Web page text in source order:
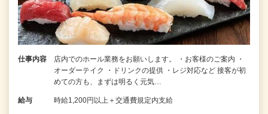
仕事内容
店内でのホール業務をお願いします。 ・お客様のご案内 ・
オーダーテイク ・ドリンクの提供 ・レジ対応など 接客が初
めての方も、まずは明るく元気…
給与 時給1,200円以上＋交通費規定内支給